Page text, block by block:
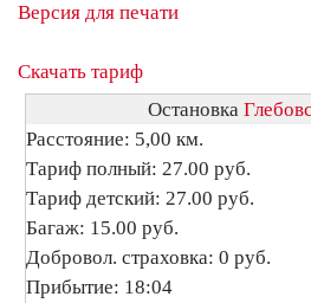
Версия для печати
Скачать тариф
Остановка
Расстояние: 5,00 км.
Тариф полный: 27.00 руб.
Тариф детский: 27.00 руб.
Багаж: 15.00 руб.
Добровол. страховка: 0 руб.
Прибытие: 18:04